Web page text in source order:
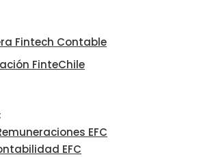
Fintech Contable
FinteChile
EFC
EFC